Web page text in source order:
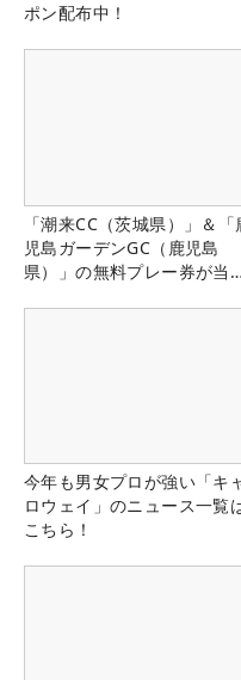
ポン配布中！
「潮来CC（茨城県）」＆「
児島ガーデンGC（鹿児島
県）」の無料プレー券が当た
今年も男女プロが強い「キ
ロウェイ」のニュース一覧
こちら！